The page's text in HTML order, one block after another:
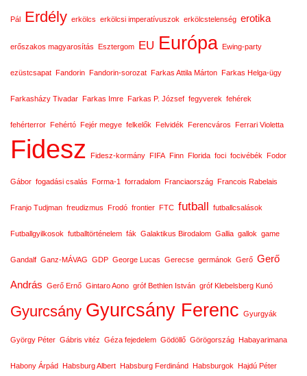
Pál Erdély erkölcs erkölcsi imperatívuszok erkölcstelenség erotika
erőszakos magyarosítás Esztergom EU Európa Ewing-party
ezüstcsapat Fandorin Fandorin-sorozat Farkas Attila Márton Farkas Helga-ügy
Farkasházy Tivadar Farkas Imre Farkas P. József fegyverek fehérek
fehérterror Fehértó Fejér megye felkelők Felvidék Ferencváros Ferrari Violetta
Fidesz Fidesz-kormány FIFA Finn Florida foci focivébék Fodor
Gábor fogadási csalás Forma-1 forradalom Franciaország Francois Rabelais
Franjo Tudjman freudizmus Frodó frontier FTC futball futballcsalások
Futballgyilkosok futballtörténelem fák Galaktikus Birodalom Gallia gallok game
Gandalf Ganz-MÁVAG GDP George Lucas Gerecse germánok Gerő Gerő
András Gerő Ernő Gintaro Aono gróf Bethlen István gróf Klebelsberg Kunó
Gyurcsány Gyurcsány Ferenc Gyurgyák
György Péter Gábris vitéz Géza fejedelem Gödöllő Görögország Habayarimana
Habony Árpád Habsburg Albert Habsburg Ferdinánd Habsburgok Hajdú Péter